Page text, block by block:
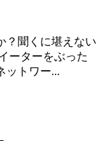
？聞くに堪えない
ーターをぶった
ットワー...